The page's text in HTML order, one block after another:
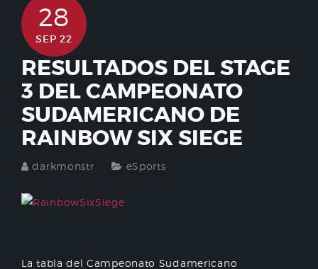
28
SEP 22
RESULTADOS DEL STAGE
3 DEL CAMPEONATO
SUDAMERICANO DE
RAINBOW SIX SIEGE
darkmonstr eSports
La tabla del Campeonato Sudamericano